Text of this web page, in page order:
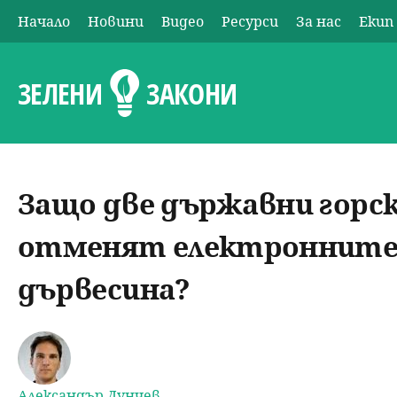
О
с
в
н
о
м
е
Начало Новини Видео Ресурси За нас Екип
ЗЕЛЕНИ ЗАКОНИ
Защо две държавни
отменят електронните
дървесина?